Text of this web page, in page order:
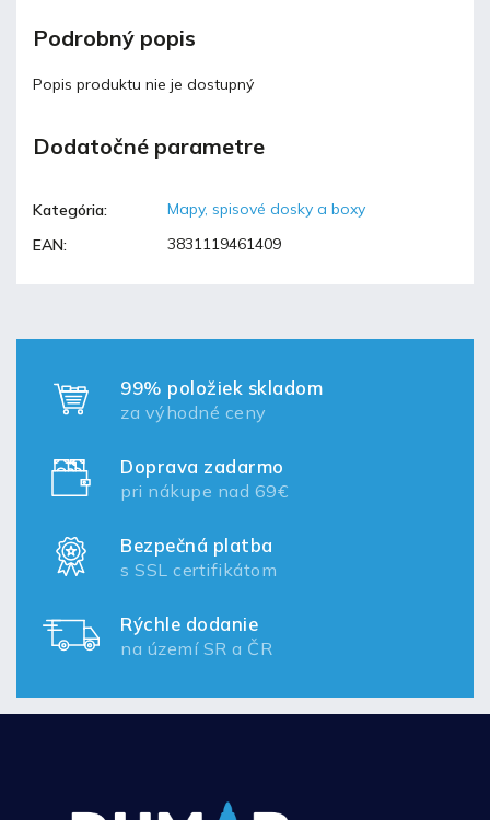
Podrobný popis
Popis produktu nie je dostupný
Dodatočné parametre
Kategória:
Mapy, spisové dosky a boxy
EAN: 3831119461409
99% položiek skladom
za výhodné ceny
Doprava zadarmo
pri nákupe nad 69€
Bezpečná platba
s SSL certifikátom
Rýchle dodanie
na území SR a ČR